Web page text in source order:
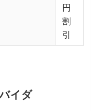
円
割
引
イダ